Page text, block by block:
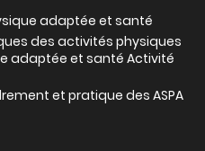
adaptée et santé
des activités physiques
adaptée et santé Activité
et pratique des ASPA